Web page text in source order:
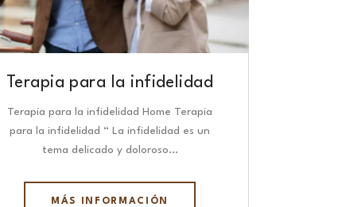
Terapia para la infidelidad
Terapia para la infidelidad Home Terapia
para la infidelidad “ La infidelidad es un
tema delicado y doloroso…
MÁS INFORMACIÓN